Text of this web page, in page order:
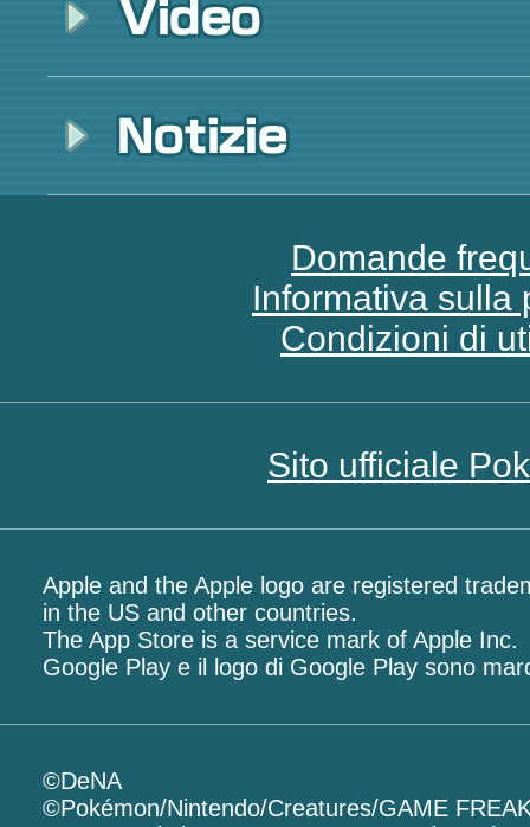
Domande
Informativa sulla
Condizioni di
Sito ufficiale
Apple and the Apple logo are registered
in the US and other countries.
The App Store is a service mark of Apple Inc.
Google Play e il logo di Google Play sono
©DeNA
©Pokémon/Nintendo/Creatures/GAME